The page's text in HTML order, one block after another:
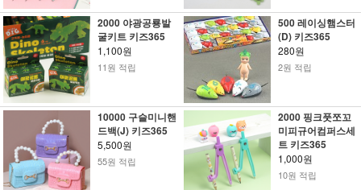
2000 야광공룡발
굴키트 키즈365
1,100원
11원 적립
500 레이싱햄스터
(D) 키즈365
280원
2원 적립
10000 구슬미니핸
드백(J) 키즈365
5,500원
55원 적립
2000 핑크풋쪼꼬
미피규어컴퍼스세
트 키즈365
1,000원
10원 적립